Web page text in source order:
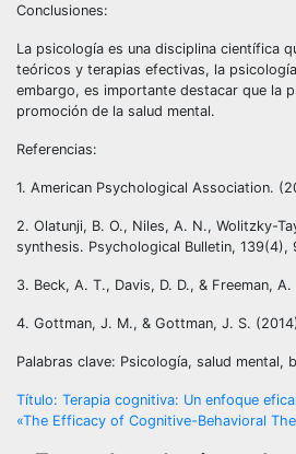
Conclusiones:
La psicología es una disciplina científica
teóricos y terapias efectivas, la
embargo, es importante destacar que la
promoción de la salud mental.
Referencias:
1. American Psychological Association.
2. Olatunji, B. O., Niles, A. N., Wolitzky-
synthesis. Psychological Bulletin, 139(4),
3. Beck, A. T., Davis, D. D., & Freeman,
4. Gottman, J. M., & Gottman, J. S.
Palabras clave: Psicología, salud
Navegación
Título: Terapia cognitiva: Un enfoque
«The Efficacy of Cognitive-Behavioral